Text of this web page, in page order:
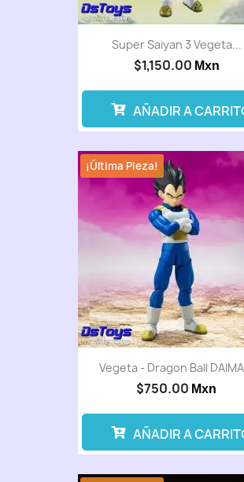
Super Saiyan 3 Vegeta...
$1,150.00 Mxn
AÑADIR A
Vegeta - Dragon Ball
$750.00 Mxn
¡Última Pieza!
AÑADIR A